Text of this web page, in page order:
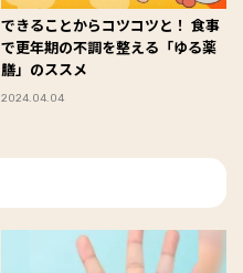
できることからコツコツと！ 食事
で更年期の不調を整える「ゆる薬
膳」のススメ
2024.04.04